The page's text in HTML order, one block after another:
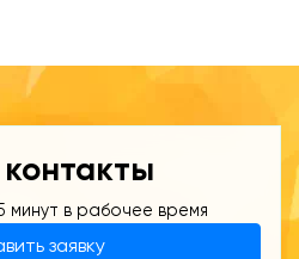
минут в рабочее время
заявку